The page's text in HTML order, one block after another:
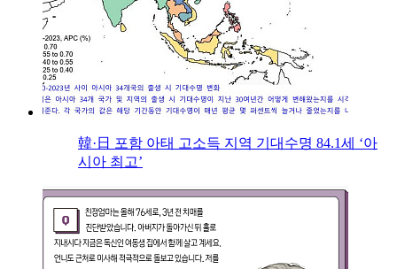
韓·日 포함 아태 고소득 지역 기대수명 84.1세 ‘아
시아 최고’